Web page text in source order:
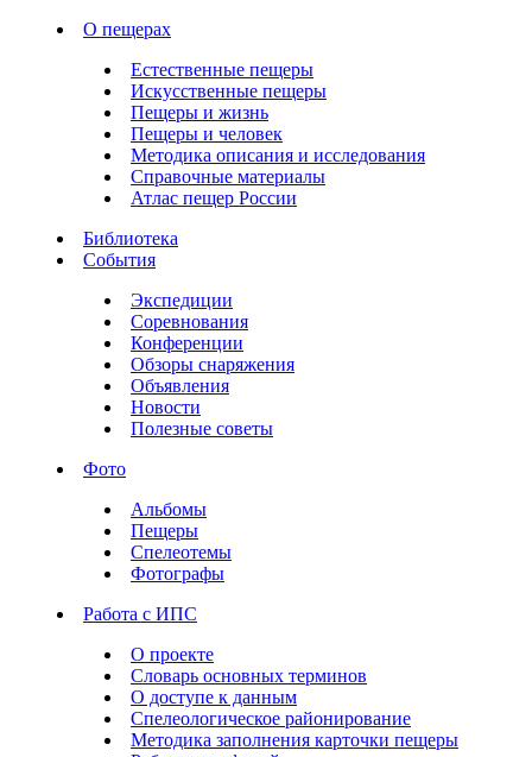
О пещерах
Естественные пещеры
Искусственные пещеры
Пещеры и жизнь
Пещеры и человек
Методика описания и исследования
Справочные материалы
Атлас пещер России
Библиотека
События
Экспедиции
Соревнования
Конференции
Обзоры снаряжения
Объявления
Новости
Полезные советы
Фото
Альбомы
Пещеры
Спелеотемы
Фотографы
Работа с ИПС
О проекте
Словарь основных терминов
О доступе к данным
Спелеологическое районирование
Методика заполнения карточки пещеры